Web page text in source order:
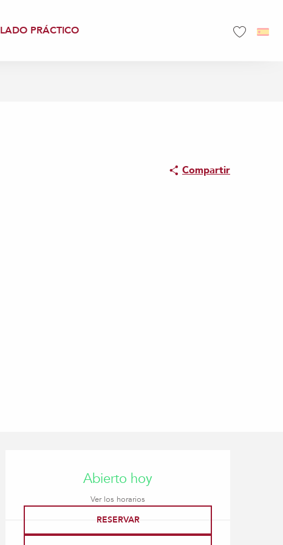
LADO PRÁCTICO
Compartir
Horarios y datos de
Abierto hoy
Ver los horarios
RESERVAR